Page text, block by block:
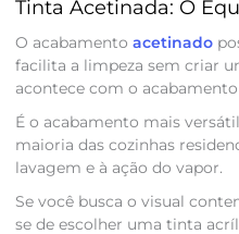
Tinta Acetinada: O
O acabamento acetinado
facilita a limpeza sem criar
acontece com o
É o acabamento mais
maioria das cozinhas
lavagem e à ação do vapor.
Se você busca o visual
se de escolher uma tinta